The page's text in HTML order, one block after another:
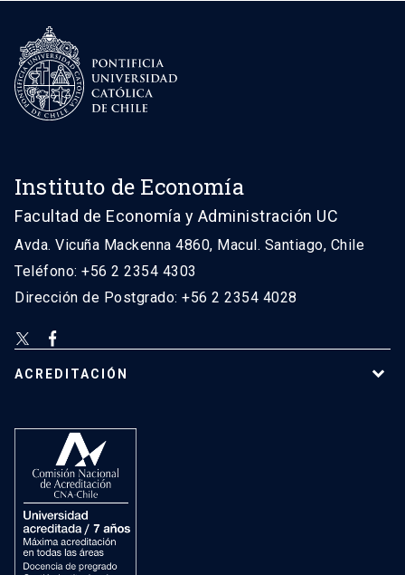
Instituto de Economía
Facultad de Economía y Administración UC
Avda. Vicuña Mackenna 4860, Macul. Santiago, Chile
Teléfono: +56 2 2354 4303
Dirección de Postgrado: +56 2 2354 4028
ACREDITACIÓN